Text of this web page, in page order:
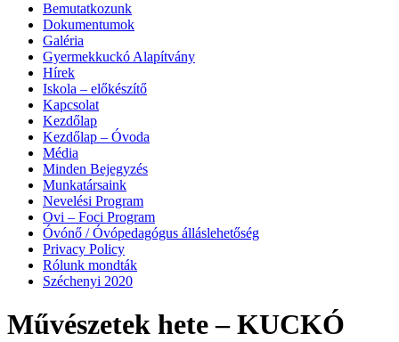
Bemutatkozunk
Dokumentumok
Galéria
Gyermekkuckó Alapítvány
Hírek
Iskola – előkészítő
Kapcsolat
Kezdőlap
Kezdőlap – Óvoda
Média
Minden Bejegyzés
Munkatársaink
Nevelési Program
Ovi – Foci Program
Óvónő / Óvópedagógus álláslehetőség
Privacy Policy
Rólunk mondták
Széchenyi 2020
Művészetek hete – KUCKÓ